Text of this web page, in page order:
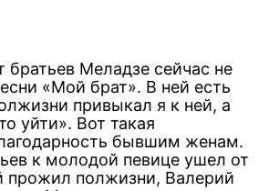
братьев Меладзе сейчас не
«Мой брат». В ней есть
привыкал я к ней, а
уйти». Вот такая
бывшим женам.
к молодой певице ушел от
прожил полжизни, Валерий